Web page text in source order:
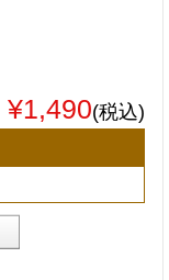
¥1,490(税込)